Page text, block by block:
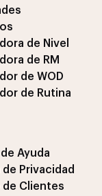
de Nivel
de RM
de WOD
de Rutina
Ayuda
Privacidad
de Clientes